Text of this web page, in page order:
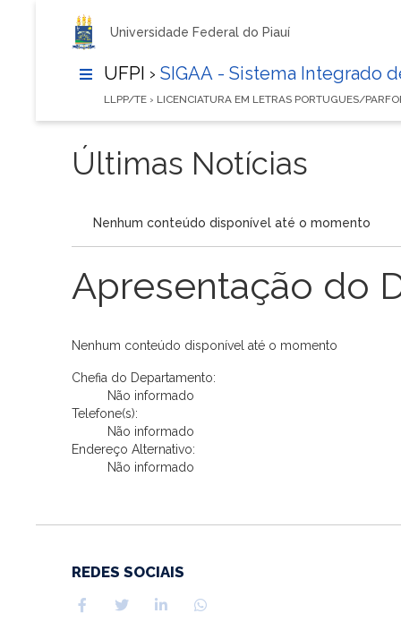
Universidade Federal do Piauí
UFPI › SIGAA - Sistema Integrado
LLPP/TE › LICENCIATURA EM LETRAS PORTUGUES/
Últimas Notícias
Nenhum conteúdo disponível até o momento
Apresentação do
Nenhum conteúdo disponível até o momento
Chefia do Departamento:
Não informado
Telefone(s):
Não informado
Endereço Alternativo:
Não informado
REDES SOCIAIS